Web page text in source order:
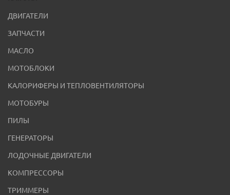
ДВИГАТЕЛИ
ЗАПЧАСТИ
МАСЛО
МОТОБЛОКИ
КАЛОРИФЕРЫ И ТЕПЛОВЕНТИЛЯТОРЫ
МОТОБУРЫ
ПИЛЫ
ГЕНЕРАТОРЫ
ЛОДОЧНЫЕ ДВИГАТЕЛИ
КОМПРЕССОРЫ
ТРИММЕРЫ